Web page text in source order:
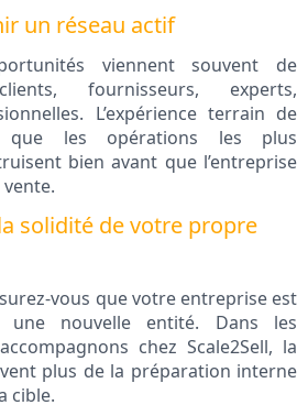
un réseau actif
viennent souvent de
fournisseurs, experts,
L’expérience terrain de
que les opérations les plus
bien avant que l’entreprise
solidité de votre propre
que votre entreprise est
une nouvelle entité. Dans les
chez Scale2Sell, la
plus de la préparation interne
cible.